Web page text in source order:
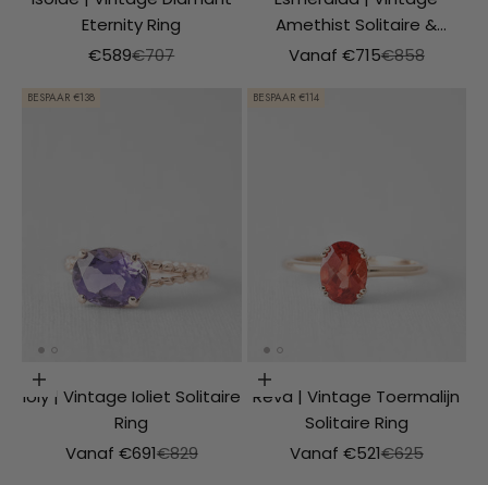
Eternity Ring
Aanbiedingsprijs
€589Normale prijs
€707
Amethist Solitaire &
Diamant Details Ring
Aanbiedingsprijs
Vanaf €715Normale prijs
€858
BESPAAR €138
Opties kiezen
Ioly | Vintage Ioliet Solitaire
Ring
Aanbiedingsprijs
Vanaf €691Normale prijs
€829
BESPAAR €114
Opties kiezen
Reva | Vintage Toermalijn
Solitaire Ring
Aanbiedingsprijs
Vanaf €521Normale prijs
€625